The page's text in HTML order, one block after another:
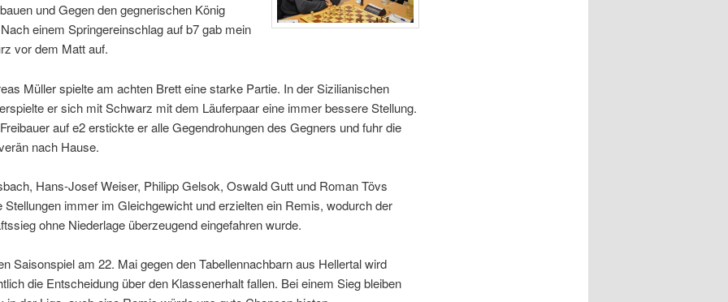
und Gegen den gegnerischen König
einem Springereinschlag auf b7 gab mein
vor dem Matt auf.
Müller spielte am achten Brett eine starke Partie. In der Sizilianischen
er sich mit Schwarz mit dem Läuferpaar eine immer bessere Stellung.
auf e2 erstickte er alle Gegendrohungen des Gegners und fuhr die
nach Hause.
Hans-Josef Weiser, Philipp Gelsok, Oswald Gutt und Roman Tövs
Stellungen immer im Gleichgewicht und erzielten ein Remis, wodurch der
ohne Niederlage überzeugend eingefahren wurde.
Saisonspiel am 22. Mai gegen den Tabellennachbarn aus Hellertal wird
die Entscheidung über den Klassenerhalt fallen. Bei einem Sieg bleiben